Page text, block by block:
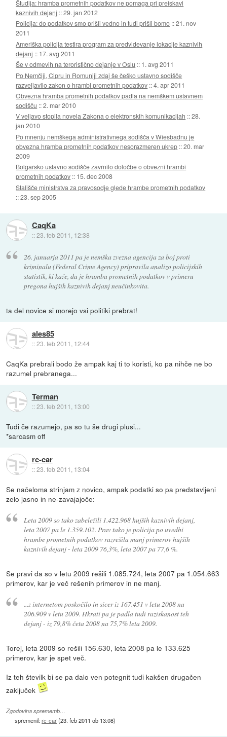
Študija: hramba prometnih podatkov ne pomaga pri preiskavi
kaznivih dejanj ::29. jan 2012
Policija: do podatkov smo prišli vedno in tudi prišli bomo ::21. nov
2011
Ameriška policija testira program za predvidevanje lokacije kaznivih
dejanj :: 17. avg 2011
Še v odmevih na teroristično dejanje v Oslu :: 1. avg 2011
Po Nemčiji, Cipru in Romuniji zdaj še češko ustavno sodišče
razveljavilo zakon o hrambi prometnih podatkov ::4. apr 2011
Obvezna hramba prometnih podatkov padla na nemškem ustavnem
sodišču ::2. mar 2010
V veljavo stopila novela Zakona o elektronskih komunikacijah ::28.
jan 2010
Po mnenju nemškega administrativnega sodišča v Wiesbadnu je
obvezna hramba prometnih podatkov nesorazmeren ukrep ::20. mar
2009
Bolgarsko ustavno sodišče zavrnilo določbe o obvezni hrambi
prometnih podatkov :: 15. dec 2008
Stališče ministrstva za pravosodje glede hrambe prometnih podatkov
::23. sep 2005
CaqKa
::23. feb 2011, 12:38
26. januarja 2011 pa je nemška zvezna agencija za boj proti
kriminalu (Federal Crime Agency) pripravila analizo policijskih
statistik, ki kaže, da je hramba prometnih podatkov v primeru
pregona hujših kaznivih dejanj neučinkovita.
ta del novice si morejo vsi politiki prebrat!
ales85
::23. feb 2011, 12:44
CaqKa prebrali bodo že ampak kaj ti to koristi, ko pa nihče ne bo
razumel prebranega...
Terman
::23. feb 2011, 13:00
Tudi če razumejo, pa so tu še drugi plusi...
*sarcasm off
rc-car
::23. feb 2011, 13:04
Se načeloma strinjam z novico, ampak podatki so pa predstavljeni
zelo jasno in ne-zavajajoče:
Leta 2009 so tako zabeležili 1.422.968 hujših kaznivih dejanj,
leta 2007 pa le 1.359.102. Prav tako je policija po uvedbi
hrambe prometnih podatkov razrešila manj primerov hujših
kaznivih dejanj - leta 2009 76,3%, leta 2007 pa 77,6 %.
Se pravi da so v letu 2009 rešili 1.085.724, leta 2007 pa 1.054.663
primerov, kar je več rešenih primerov in ne manj.
...z internetom poskočilo in sicer iz 167.451 v letu 2008 na
206.909 v letu 2009. Hkrati pa je padla tudi raziskanost teh
dejanj - iz 79,8% četa 2008 na 75,7% leta 2009.
Torej, leta 2009 so rešili 156.630, leta 2008 pa le 133.625
primerov, kar je spet več.
Iz teh številk bi se pa dalo ven potegnit tudi kakšen drugačen
zaključek
Zgodovina sprememb…
spremenil:rc-car(23. feb 2011 ob 13:08)